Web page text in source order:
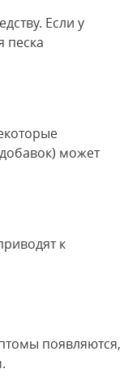
Если у
песка
может
к
появляются,